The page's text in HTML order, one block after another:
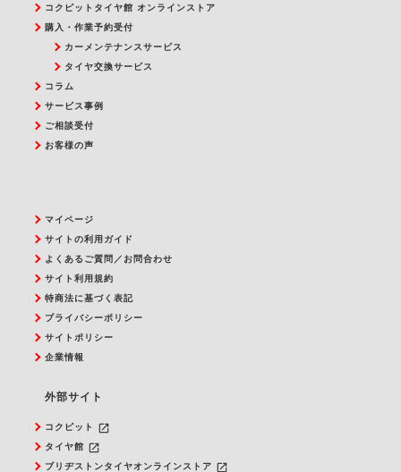
コクピットタイヤ館 オンラインストア
購入・作業予約受付
カーメンテナンスサービス
タイヤ交換サービス
コラム
サービス事例
ご相談受付
お客様の声
マイページ
サイトの利用ガイド
よくあるご質問／お問合わせ
サイト利用規約
特商法に基づく表記
プライバシーポリシー
サイトポリシー
企業情報
外部サイト
コクピット launch
タイヤ館 launch
ブリヂストンタイヤオンラインストア launch